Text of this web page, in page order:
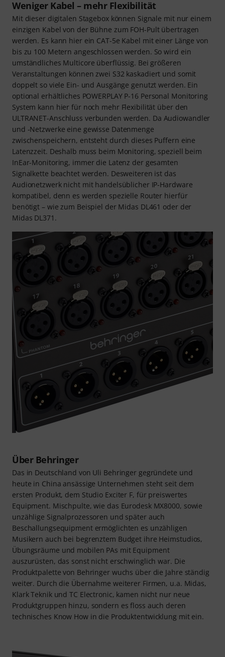
Weniger Kabel – mehr Flexibilität
Mit dieser digitalen Stagebox können Signale mit nur einem
einzigen Kabel von der Bühne zum FOH-Pult übertragen
werden. Es kann hier ein CAT-5e Kabel mit einer Länge von
bis zu 100 Metern angeschlossen werden. So wird ein
umständliches Multicore überflüssig. Bei größeren
Veranstaltungen können zwei S32 kaskadiert und somit
doppelt so viele Ein- und Ausgänge genutzt werden. Ein
optional erhältliches POWERPLAY P-16 Personal Monitoring
System kann hier für noch mehr Flexibilität über den
ULTRANET-Anschluss verbunden werden. Da Audiowandler
und -Netzwerke eine gewisse Datenmenge
zwischenspeichern, entsteht durch dieses Puffern eine
Latenzzeit. Deshalb muss beim Monitoring, speziell beim
InEar-Monitoring, immer die Latenz der gesamten
Signalkette beachtet werden. Desweiteren ist das
Audionetzwerk nicht mit handelsüblicher IP-Hardware
kompatibel, denn es werden spezielle Router hierfür
benötigt – wie zum Beispiel der Midas DL461 oder der
Midas DL371.
Über Behringer
Das in Deutschland von Uli Behringer gegründete und
heute in China ansässige Unternehmen steht seit dem
ersten Produkt, dem Studio Exciter F, für preiswertes
Equipment. Mischpulte, wie das Eurodesk MX8000, sowie
unzählige Signalprozessoren und später auch
Beschallungsequipment ermöglichten es unzähligen
Musikern auch bei begrenztem Budget ihre Heimstudios,
Übungsräume und mobilen PAs mit Equipment
auszurüsten, das sonst nicht erschwinglich war. Die
Produktpalette von Behringer wuchs über die Jahre ständig
weiter. Durch die Übernahme weiterer Firmen, u.a. Midas,
Klark Teknik und TC Electronic, kamen nicht nur neue
Produktgruppen hinzu, sondern es floss auch deren
technisches Know How in die Produktentwicklung mit ein.